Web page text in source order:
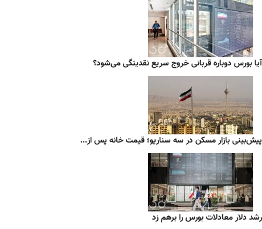
آیا بورس دوباره قربانی خروج سریع نقدینگی می‌شود؟
پیش‌بینی بازار مسکن در سه سناریو؛ قیمت خانه پس از...
رشد دلار معادلات بورس را برهم زد